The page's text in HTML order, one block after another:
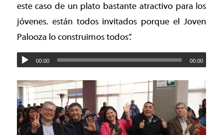
este caso de un plato bastante atractivo para los
jóvenes. están todos invitados porque el Joven
Palooza lo construimos todos”.
00:00 00:00